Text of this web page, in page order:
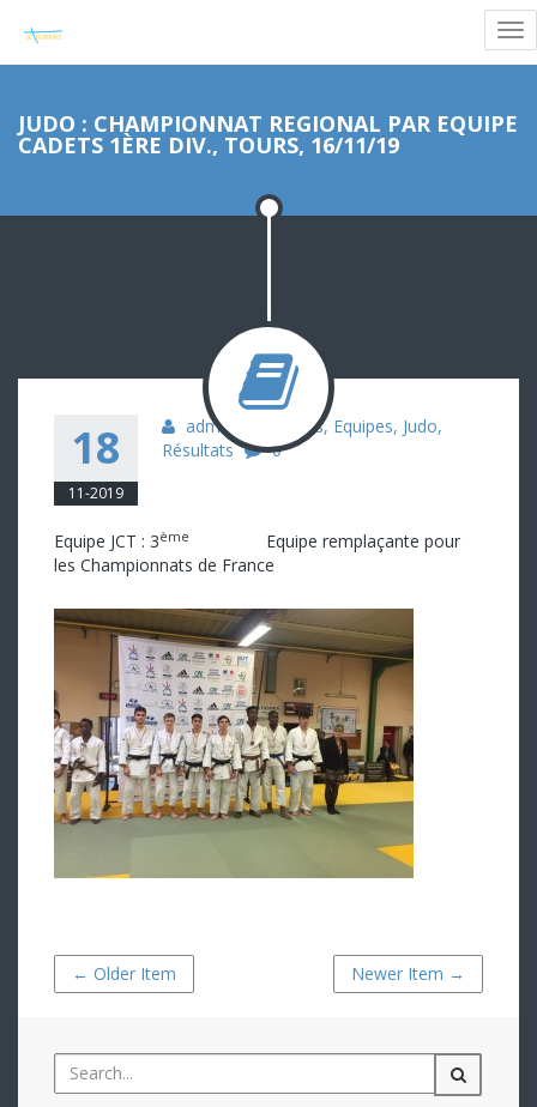
JUDO : CHAMPIONNAT REGIONAL PAR EQUIPE
CADETS 1ÈRE DIV., TOURS, 16/11/19
18
11-2019
admin Cadets, Equipes, Judo,
Résultats
0
Equipe JCT : 3ème
Equipe remplaçante pour
les Championnats de France
← Older Item Newer Item →